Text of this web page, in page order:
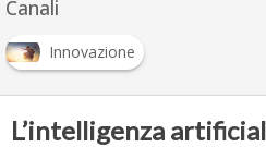
Canali
Innovazione
L’intelligenza